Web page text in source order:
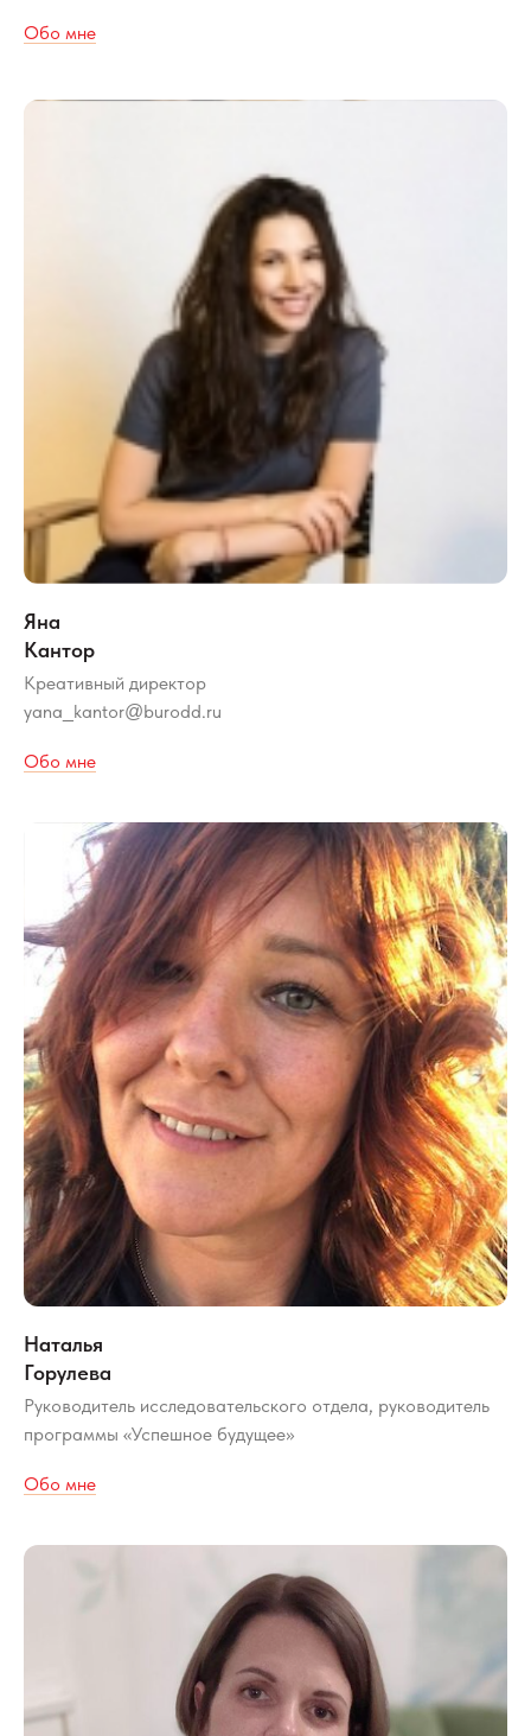
Обо мне
Яна
Кантор
Креативный директор
yana kantor@burodd.ru
Обо мне
Наталья
Горулева
Руководитель исследовательского отдела, руководитель
программы «Успешное будущее»
Обо мне